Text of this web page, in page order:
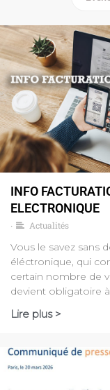
INFO
ELECTRONIQUE
• Actualités
Vous le savez sans
éléctronique, qui
certain nombre de
devient obligatoire
Lire plus >